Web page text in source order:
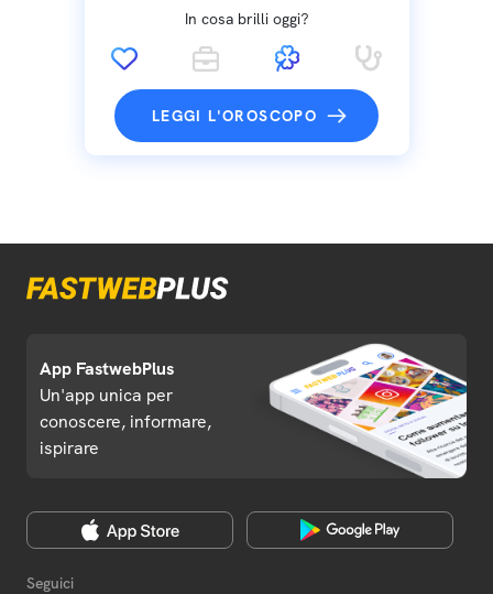
In cosa brilli oggi?
LEGGI L'OROSCOPO
App FastwebPlus
Un'app unica per
conoscere, informare,
ispirare
Seguici